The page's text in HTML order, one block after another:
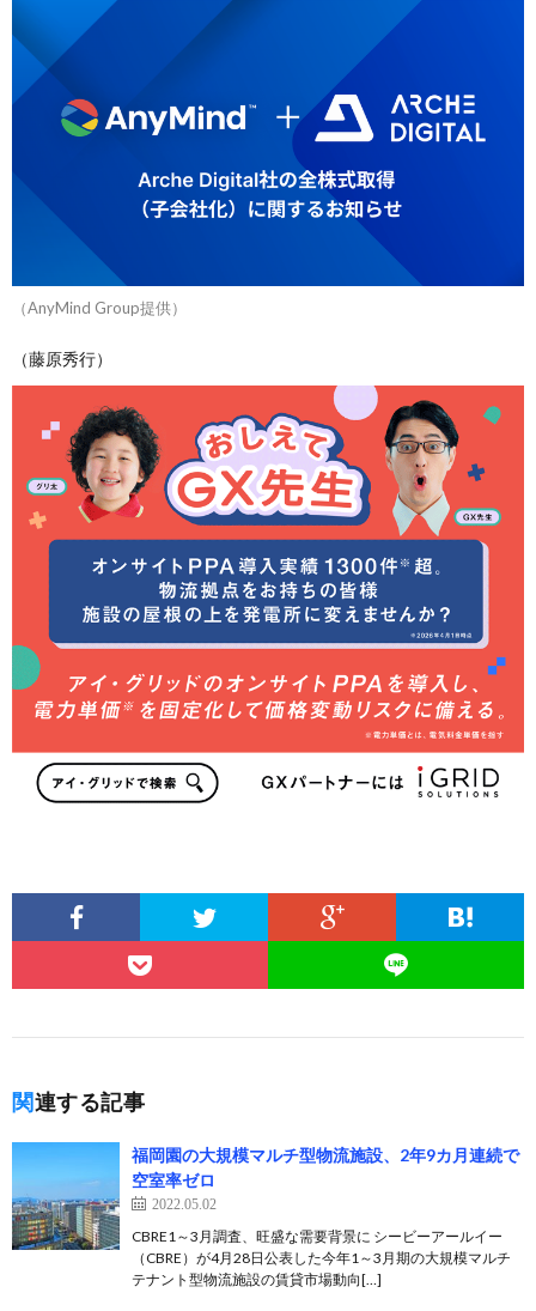
（AnyMind Group提供）
（藤原秀行）
関連する記事
福岡園の大規模マルチ型物流施設、2年9カ月連続で
空室率ゼロ
2022.05.02
CBRE1～3月調査、旺盛な需要背景に シービーアールイー
（CBRE）が4月28日公表した今年1～3月期の大規模マルチ
テナント型物流施設の賃貸市場動向[…]